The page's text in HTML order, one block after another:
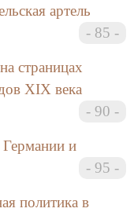
г. она стала
панораму
широкого круга
философов,
ценным
артель
85
страницах
XIX века
90
и
95
политика в